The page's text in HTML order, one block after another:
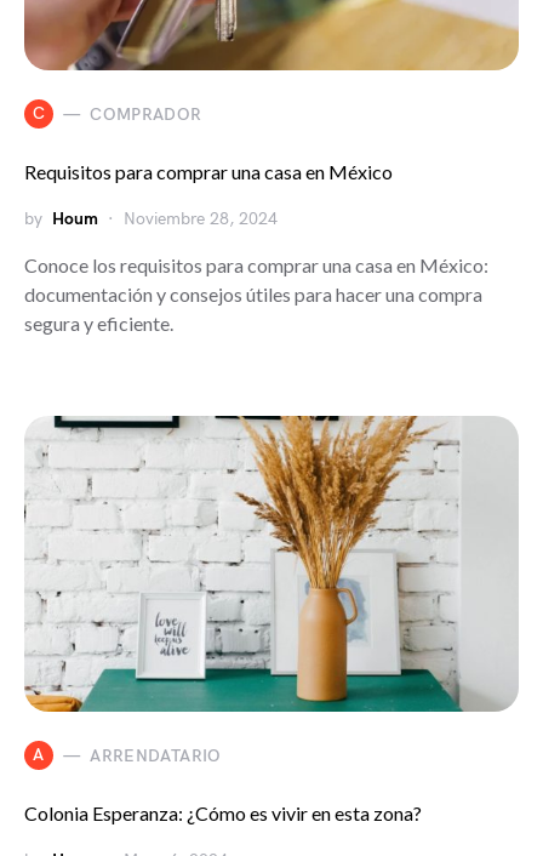
C COMPRADOR
Requisitos para comprar una casa en México
by Houm Noviembre 28, 2024
Conoce los requisitos para comprar una casa en México:
documentación y consejos útiles para hacer una compra
segura y eficiente.
A ARRENDATARIO
Colonia Esperanza: ¿Cómo es vivir en esta zona?